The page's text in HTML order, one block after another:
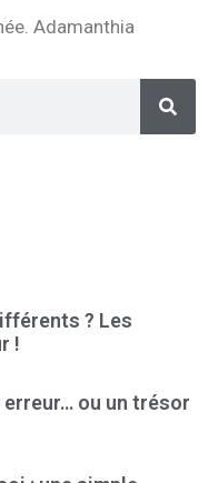
Adamanthia
? Les
!
ou un trésor